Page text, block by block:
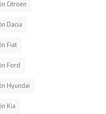
Citroen
Dacia
Fiat
Ford
Hyundai
Kia